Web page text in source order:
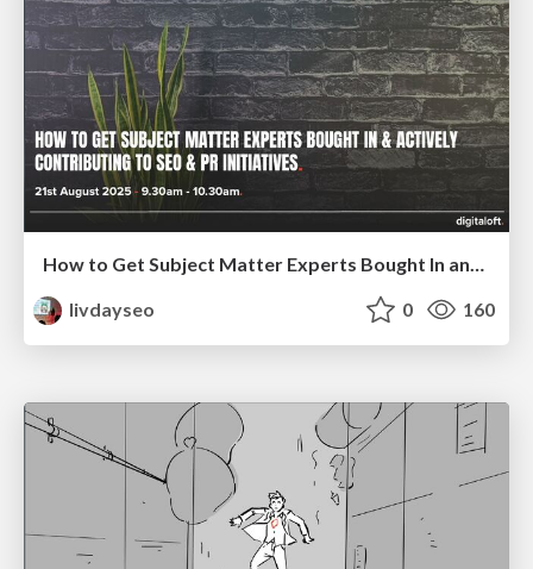
How to Get Subject Matter Experts Bought In and Actively Contributing to SEO & PR Initiatives.
livdayseo
0 160